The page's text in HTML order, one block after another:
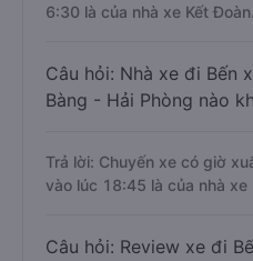
6:30 là của nhà xe Kết Đoàn.
Câu hỏi: Nhà xe đi Bến
Bàng - Hải Phòng nào
Trả lời: Chuyến xe có giờ
vào lúc 18:45 là của nhà xe
Câu hỏi: Review xe đi